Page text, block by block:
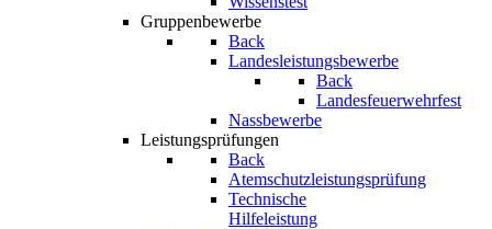
Gruppenbewerbe
Back
Landesleistungsbewerbe
Back
Landesfeuerwehrfest
Nassbewerbe
Leistungsprüfungen
Back
Atemschutzleistungsprüfung
Technische
Hilfeleistung